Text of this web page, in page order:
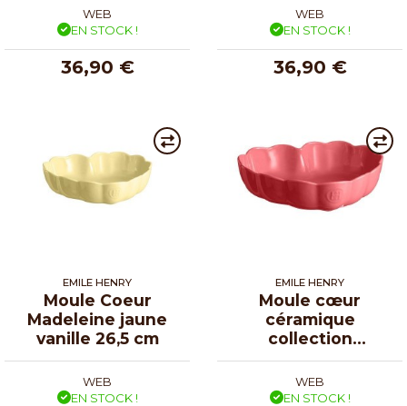
WEB
EN STOCK !
36,90 €
WEB
EN STOCK !
36,90 €
EMILE HENRY
Moule Coeur
Madeleine jaune
vanille 26,5 cm
WEB
EN STOCK !
EMILE HENRY
Moule cœur
céramique
collection
Madeleine rose
candy 26,5 cm
WEB
EN STOCK !